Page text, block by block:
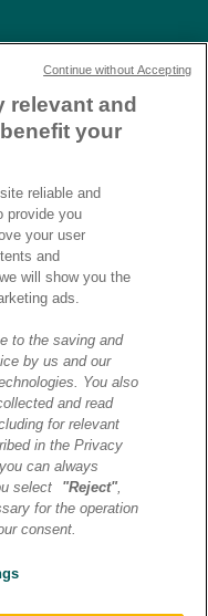
relevant and
your
reliable and
provide you
your user
and
will show you the
ads.
to the saving and
by us and our
You also
and read
for relevant
in the Privacy
can always
select
"Reject",
for the operation
consent.
Continue without Accepting